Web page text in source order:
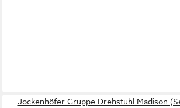
Jockenhöfer Gruppe Drehstuhl Madison